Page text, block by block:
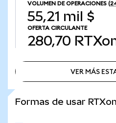
VOLUMEN DE OPERACIONES
55,21 mil $
OFERTA CIRCULANTE
280,70
VER MÁS
Formas de usar